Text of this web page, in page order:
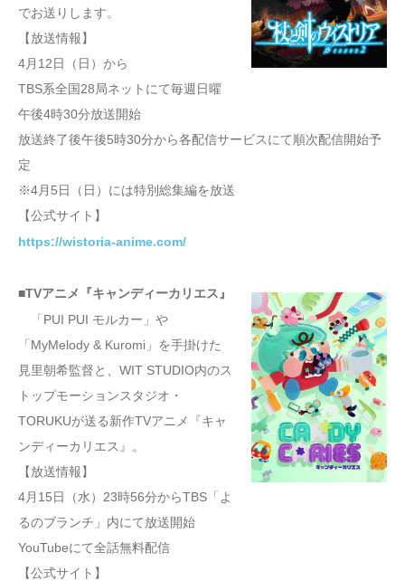
でお送りします。
【放送情報】
4月12日（日）から
TBS系全国28局ネットにて毎週日曜
午後4時30分放送開始
放送終了後午後5時30分から各配信サービスにて順次配信開始予
定
※4月5日（日）には特別総集編を放送
【公式サイト】
https://wistoria-anime.com/
■TVアニメ『キャンディーカリエス』
「PUI PUI モルカー」や
「MyMelody & Kuromi」を手掛けた
見里朝希監督と、WIT STUDIO内のス
トップモーションスタジオ・
TORUKUが送る新作TVアニメ『キャ
ンディーカリエス』。
【放送情報】
4月15日（水）23時56分からTBS「よ
るのブランチ」内にて放送開始
YouTubeにて全話無料配信
【公式サイト】